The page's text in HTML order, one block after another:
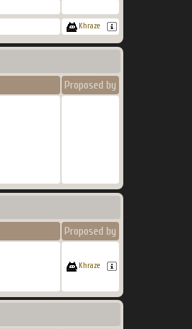
Khraze
Proposed by
Proposed by
Khraze